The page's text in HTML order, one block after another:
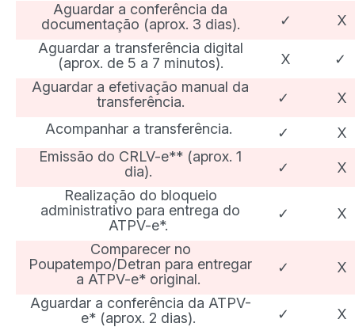
Aguardar a conferência da
documentação (aprox. 3 dias).
✓
X
Aguardar a transferência digital
(aprox. de 5 a 7 minutos).
X
✓
Aguardar a efetivação manual da
transferência.
✓
X
Acompanhar a transferência.
✓
X
Emissão do CRLV-e** (aprox. 1
dia).
✓
X
Realização do bloqueio
administrativo para entrega do
ATPV-e*.
✓ X
Comparecer no
Poupatempo/Detran para entregar
a ATPV-e* original.
✓ X
Aguardar a conferência da ATPV-
e* (aprox. 2 dias).
✓
X